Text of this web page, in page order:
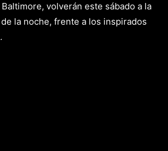
volverán este sábado a la
la noche, frente a los inspirados